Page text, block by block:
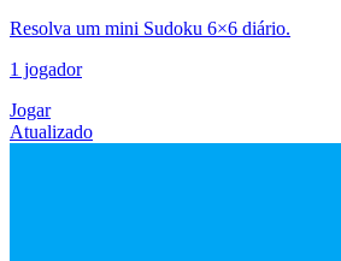
Resolva um mini Sudoku 6×6 diário.
1 jogador
Jogar
Atualizado